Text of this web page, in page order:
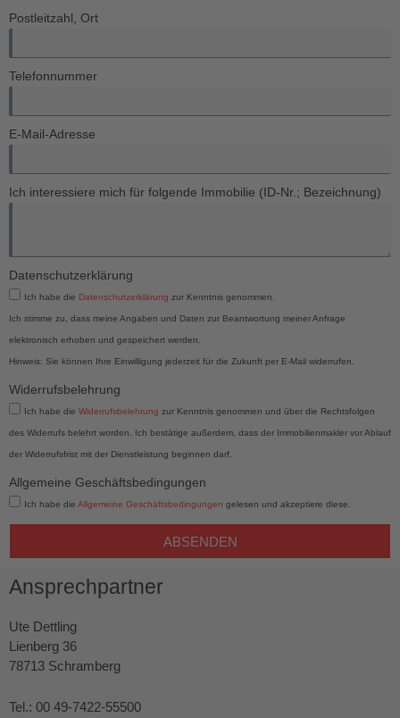
Postleitzahl, Ort
Telefonnummer
E-Mail-Adresse
Ich interessiere mich für folgende Immobilie (ID-Nr.; Bezeichnung)
Datenschutzerklärung
Ich habe die Datenschutzerklärung zur Kenntnis genommen.
Ich stimme zu, dass meine Angaben und Daten zur Beantwortung meiner Anfrage
elektronisch erhoben und gespeichert werden.
Hinweis: Sie können Ihre Einwilligung jederzeit für die Zukunft per E-Mail widerrufen.
Widerrufsbelehrung
Ich habe die Widerrufsbelehrung zur Kenntnis genommen und über die Rechtsfolgen
des Widerrufs belehrt worden. Ich bestätige außerdem, dass der Immobilienmakler vor Ablauf
der Widerrufsfrist mit der Dienstleistung beginnen darf.
Allgemeine Geschäftsbedingungen
Ich habe die Allgemeine Geschäftsbedingungen gelesen und akzeptiere diese.
ABSENDEN
Ansprechpartner
Ute Dettling
Lienberg 36
78713 Schramberg
Tel.: 00 49-7422-55500